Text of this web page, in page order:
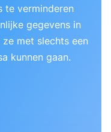
te verminderen
gegevens in
met slechts een
kunnen gaan.